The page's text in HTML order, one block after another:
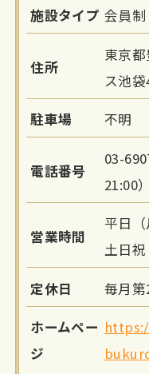
施設タイプ 会員制
住所
東京
ス池
駐車場 不明
電話番号
03-
21:00）
営業時間
平日（
土日
定休日 毎月
ホームペー
ジ